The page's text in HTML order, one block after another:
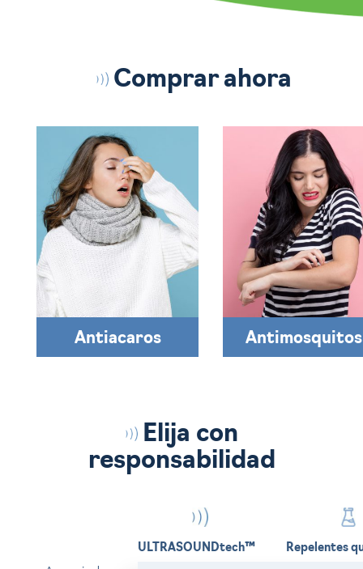
Comprar ahora
Antiacaros Antimosquitos
Elija con
responsabilidad
ULTRASOUNDtech™ Repelentes